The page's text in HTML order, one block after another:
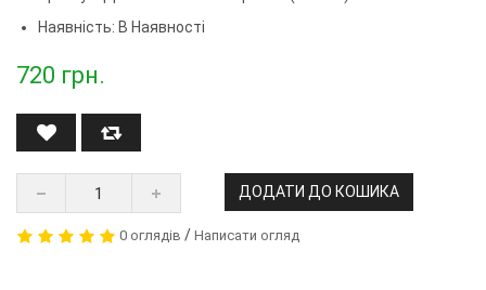
Наявність: В Наявності
720 грн.
ДОДАТИ ДО КОШИКА
0 оглядів / Написати огляд